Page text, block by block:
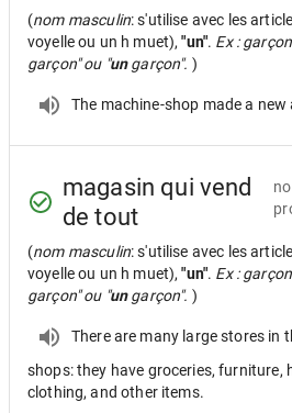
(nom masculin: s'utilise avec les
voyelle ou un h muet),"un". Ex :
garçon" ou "ungarçon". )
The machine-shop made a
magasin qui vend
de tout
(nom masculin: s'utilise avec les
voyelle ou un h muet),"un". Ex :
garçon" ou "ungarçon". )
There are many large stores in
shops: they have groceries, furniture,
clothing, and other items.